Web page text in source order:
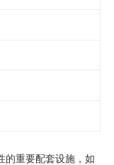
的重要配套设施，如